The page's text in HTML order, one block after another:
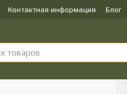
Контактная информация Блог